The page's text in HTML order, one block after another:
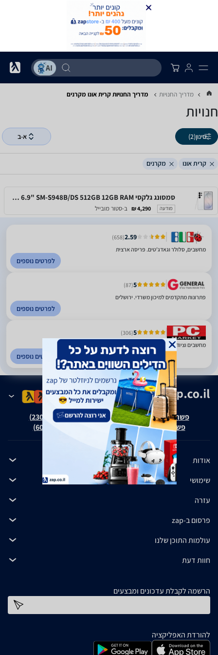
מדריך החנויות מדריך החנויות ‏קרית אונו ‏מקרנים
חנויות
סינון(2) א-ב
קרית אונו מקרנים
סמסונג גלקסי Samsung Galaxy S26 Ultra 6.9" SM-S948B/DS 512GB 12GB RAM
מודעה 4,290 ₪ ב-סטור מובייל
2.59
(658)
מחשבים, סלולר וגאדג'טים. פריסה ארצית
לפרטים נוספים
5
(87)
פתרונות מתקדמים למיכון משרדי. ירושלים
לפרטים נוספים
5
(306)
מחשבים וציוד היקפי. ראש העין
לפרטים נוספים
פשרה בת"צ אבנצ'יק נ' זאפ גרופ (ת"צ 23008-08-20)
פשרה בת"צ כהנים נ' זאפ גרופ (ת"צ 60371-12-19)
אודות
שימושי
עזרה
פרסום ב-zap
עולמות התוכן שלנו
חוות דעת
הרשמה לקבלת עדכונים ומבצעים
להורדת האפליקציה